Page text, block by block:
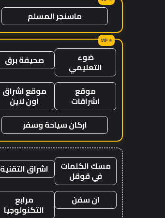
ماسنجر المسلم
ضوء
التعليمي صحيفة برق
موقع
اشراقات
موقع اشراق
اون لاين
اركان سياحة وسفر
مسك الكلمات
في قوقل اشراق التقنية
ان سفن مرابع
التكنولوجيا